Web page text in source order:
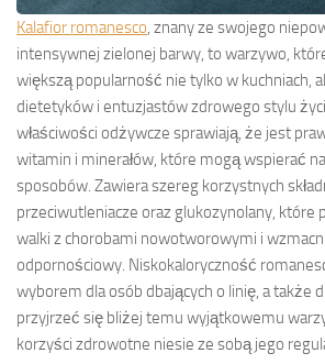
Kalafior romanesco, znany ze swojego
intensywnej zielonej barwy, to warzywo,
większą popularność nie tylko w kuchniach,
dietetyków i entuzjastów zdrowego stylu
właściwości odżywcze sprawiają, że jest
witamin i minerałów, które mogą wspierać
sposobów. Zawiera szereg korzystnych
przeciwutleniacze oraz glukozynolany, które
walki z chorobami nowotworowymi i
odpornościowy. Niskokaloryczność
wyborem dla osób dbających o linię, a także
przyjrzeć się bliżej temu wyjątkowemu
korzyści zdrowotne niesie ze sobą jego